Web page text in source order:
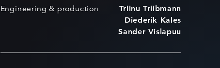
Engineering & production
Triinu Triibmann
Diederik Kales
Sander Vislapuu